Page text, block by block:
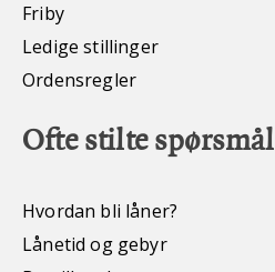
Friby
Ledige stillinger
Ordensregler
Ofte stilte spørsmål
Hvordan bli låner?
Lånetid og gebyr